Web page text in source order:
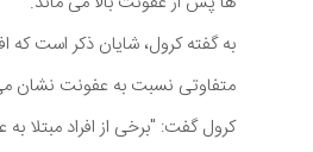
به گفته کرول، شایان ذکر است که
متفاوتی نسبت به عفونت نشان
کرول گفت: "برخی از افراد مبتلا